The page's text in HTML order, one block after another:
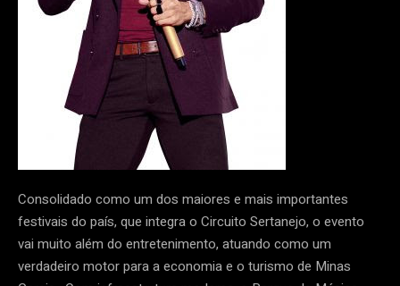
Consolidado como um dos maiores e mais importantes
festivais do país, que integra o Circuito Sertanejo, o evento
vai muito além do entretenimento, atuando como um
verdadeiro motor para a economia e o turismo de Minas